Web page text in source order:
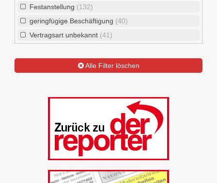
Festanstellung (132)
geringfügige Beschäftigung (40)
Vertragsart unbekannt (41)
Alle Filter löschen